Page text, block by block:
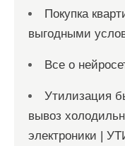
Покупка
выгодными
Все о
Утилизация
вывоз
электроники |